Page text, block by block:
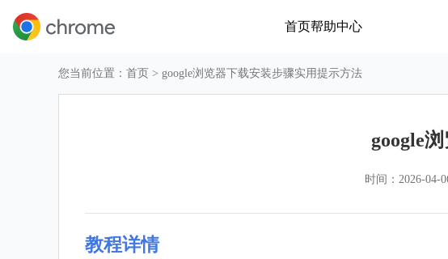
首页帮助中心
您当前位置： 首页 > google浏览器下载安装步骤实用提示方法
google
时间： 2026-04-
教程详情